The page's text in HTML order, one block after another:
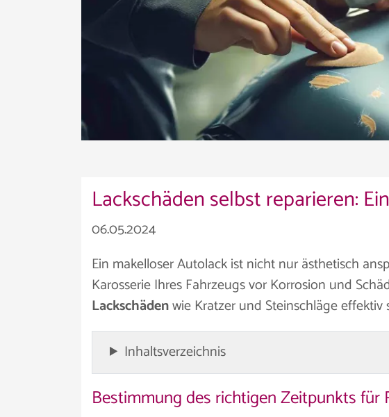
Lackschäden selbst reparieren:
06.05.2024
Ein makelloser Autolack ist nicht nur ästhetisch
Karosserie Ihres Fahrzeugs vor Korrosion und
Lackschädenwie Kratzer und Steinschläge
Inhaltsverzeichnis
Bestimmung des richtigen Zeitpunkts für